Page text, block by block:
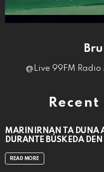
@Live 99FM Radio
MARINIRNAN TA DUNA
DURANTE BÚSKEDA
READ MORE